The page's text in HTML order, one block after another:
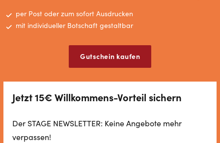
per Post oder zum sofort Ausdrucken
mit individueller Botschaft gestaltbar
Gutschein kaufen
Jetzt 15€ Willkommens-Vorteil sichern
Der STAGE NEWSLETTER: Keine Angebote mehr
verpassen!